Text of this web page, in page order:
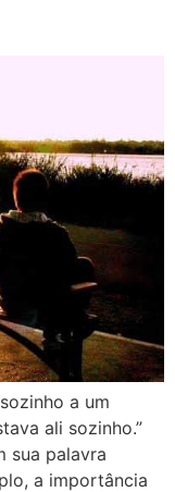
a um
ali sozinho.”
sua palavra
a importância